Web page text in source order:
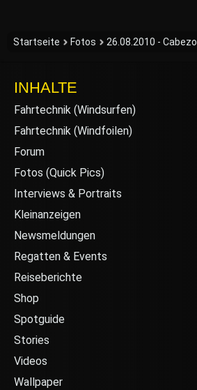
Startseite Fotos 26.08.2010 - Cabezo
INHALTE
Fahrtechnik (Windsurfen)
Fahrtechnik (Windfoilen)
Forum
Fotos (Quick Pics)
Interviews & Portraits
Kleinanzeigen
Newsmeldungen
Regatten & Events
Reiseberichte
Shop
Spotguide
Stories
Videos
Wallpaper